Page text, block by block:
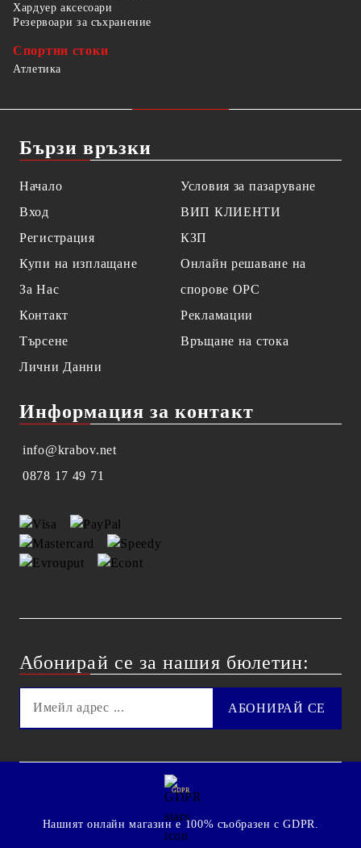
Хардуер аксесоари
Резервоари за съхранение
Спортни стоки
Атлетика
Бързи връзки
Начало
Вход
Регистрация
Купи на изплащане
За Нас
Контакт
Търсене
Лични Данни
Условия за пазаруване
ВИП КЛИЕНТИ
КЗП
Онлайн решаване на
спорове OPC
Рекламации
Връщане на стока
Информация за контакт
info@krabov.net
0878 17 49 71
Абонирай се за нашия бюлетин:
GDPR
Нашият онлайн магазин е 100% съобразен с GDPR.